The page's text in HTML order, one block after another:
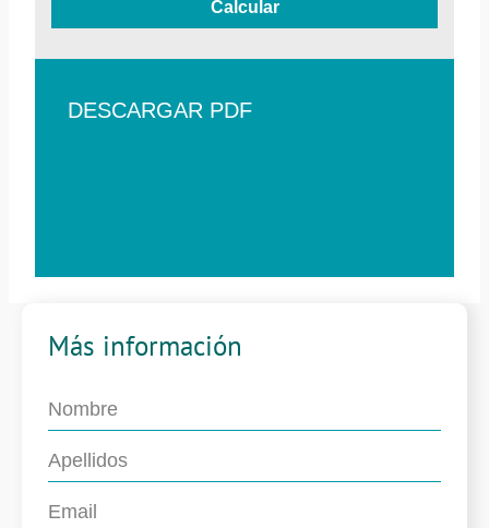
Calcular
DESCARGAR PDF
Más información